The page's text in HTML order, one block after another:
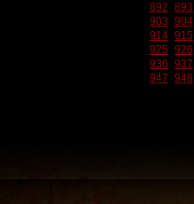
892 893
903 904
914 915
925 926
936 937
947 948